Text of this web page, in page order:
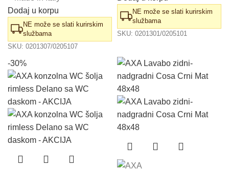
Dodaj u korpu
NE može se slati kurirskim
službama
SKU: 0201307/0205107
NE može se slati kurirskim
službama
SKU: 0201301/0205101
-30%